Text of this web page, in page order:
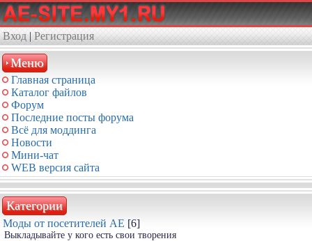
Вход | Регистрация
Меню
Главная страница
Каталог файлов
Форум
Последние посты форума
Всё для моддинга
Новости
Мини-чат
WEB версия сайта
Категории
Моды от посетителей АЕ [6]
Выкладывайте у кого есть свои творения